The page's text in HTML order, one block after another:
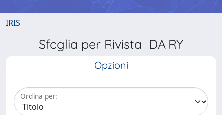
IRIS
Sfoglia per Rivista DAIRY
Opzioni
Ordina per: